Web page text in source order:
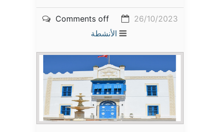
26/10/2023
Comments off
الأنشطة